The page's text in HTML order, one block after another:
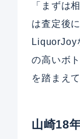
「まずは
は査定後
LiquorJoy
の高いボ
を踏まえ
山崎18